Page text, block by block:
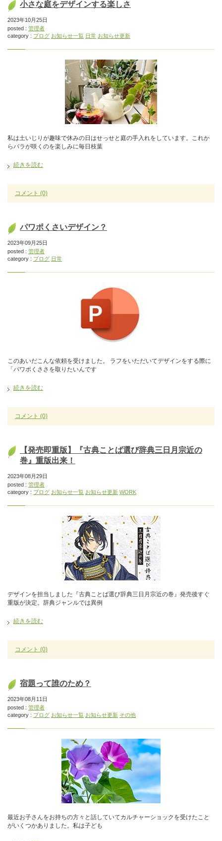
小さな庭をデザインする楽しさ
2023年10月25日
posted : 管理者
category : ブログ お知らせ一覧 日常 お知らせ更新
私は土いじりが趣味で休みの日はせっせと庭の手入れをしています。これか
らバラが咲くのを楽しみに毎日枝葉
続きを読む
コメント (0)
パワポくさいデザイン？
2023年09月25日
posted : 管理者
category : ブログ 日常
このあいだこんな依頼を受けました。 ラフをいただいてデザインをする際に
「パワポくささを取りたいんです
続きを読む
コメント (0)
【発売即重版】『古典ことば選び辞典三日月宗近の
巻』重版出来！
2023年08月29日
posted : 管理者
category : ブログ お知らせ一覧 お知らせ更新 WORK
デザインを担当しました『古典ことば選び辞典三日月宗近の巻』発売後すぐ
重版が決定。辞典ジャンルでは異例
続きを読む
コメント (0)
宿題って誰のため？
2023年08月11日
posted : 管理者
category : ブログ お知らせ一覧 お知らせ更新 その他
最近お子さんをお持ちの方々と話していてカルチャーショックを受けたこと
がいくつかありました。私は子ども